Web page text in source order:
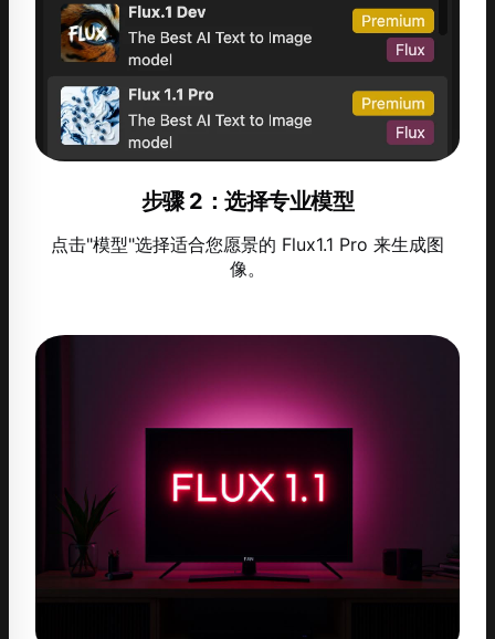
步骤 2：选择专业模型
点击"模型"选择适合您愿景的 Flux1.1 Pro 来生成图
像。